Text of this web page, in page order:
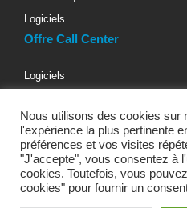
Logiciels
Offre Call Center
Logiciels
Materiels informatiques
Micro-casques téléphoniques
Bureaux & Fauteuils
Nous utilisons des cookies sur
l'expérience la plus pertinente
préférences et vos visites
"J'accepte", vous consentez à
cookies. Toutefois, vous
cookies" pour fournir un